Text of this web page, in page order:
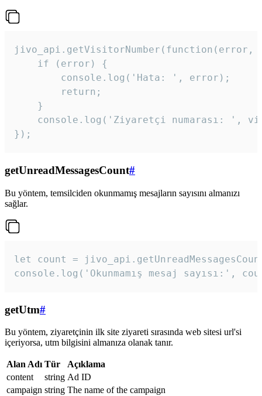
jivo_api.getVisitorNumber(function(error,
    if (error) {
        console.log('Hata: ', error);
        return;
    }
console.log('Ziyaretçi numarası: ',
});
getUnreadMessagesCount#
Bu yöntem, temsilciden okunmamış mesajların sayısını almanızı
sağlar.
let count =
console.log('Okunmamış mesaj sayısı:',
getUtm#
Bu yöntem, ziyaretçinin ilk site ziyareti sırasında web sitesi url'si
içeriyorsa, utm bilgisini almanıza olanak tanır.
Alan Adı Tür
Açıklama
content
string Ad ID
campaign string The name of the campaign